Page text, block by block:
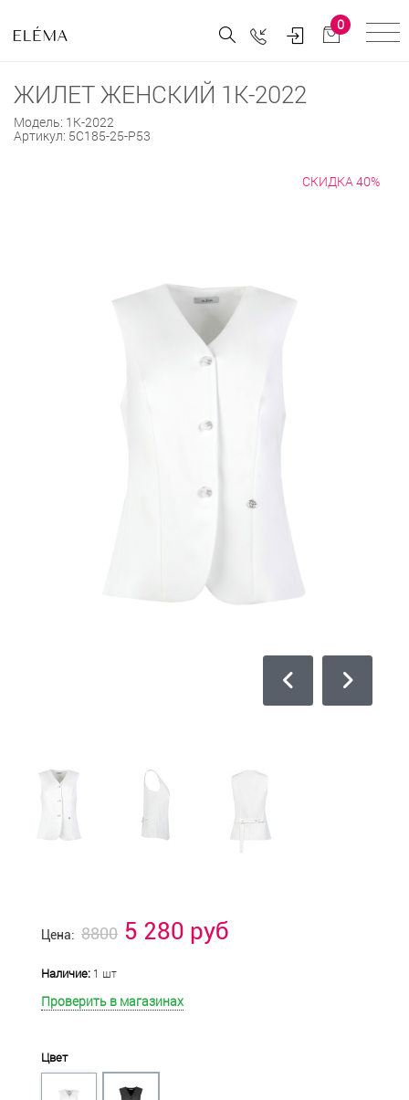
0
ЖИЛЕТ ЖЕНСКИЙ 1К-2022
Модель: 1К-2022
Артикул: 5С185-25-Р53
СКИДКА 40%
Цена: 8800 5 280 руб
Наличие: 1 шт
Проверить в магазинах
Цвет